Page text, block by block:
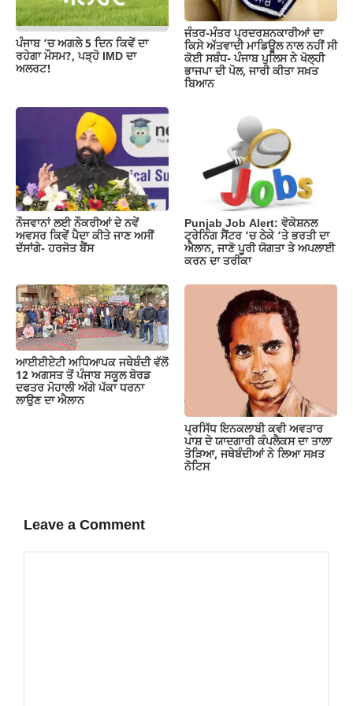
k
ਪੰਜਾਬ ‘ਚ ਅਗਲੇ 5 ਦਿਨ ਕਿਵੇਂ ਦਾ
ਰਹੇਗਾ ਮੌਸਮ?, ਪੜ੍ਹੋ IMD ਦਾ
ਅਲਰਟ!
ਜੰਤਰ-ਮੰਤਰ ਪ੍ਰਦਰਸ਼ਨਕਾਰੀਆਂ ਦਾ
ਕਿਸੇ ਅੱਤਵਾਦੀ ਮਾਡਿਊਲ ਨਾਲ ਨਹੀਂ ਸੀ
ਕੋਈ ਸਬੰਧ- ਪੰਜਾਬ ਪੁਲਿਸ ਨੇ ਖੋਲ੍ਹੀ
ਭਾਜਪਾ ਦੀ ਪੋਲ, ਜਾਰੀ ਕੀਤਾ ਸਖ਼ਤ
ਬਿਆਨ
ਨੌਜਵਾਨਾਂ ਲਈ ਨੌਕਰੀਆਂ ਦੇ ਨਵੇਂ
ਅਵਸਰ ਕਿਵੇਂ ਪੈਦਾ ਕੀਤੇ ਜਾਣ ਅਸੀਂ
ਦੱਸਾਂਗੇ- ਹਰਜੋਤ ਬੈਂਸ
Punjab Job Alert: ਵੋਕੇਸ਼ਨਲ
ਟ੍ਰੇਨਿੰਗ ਸੈਂਟਰ ‘ਚ ਠੇਕੇ ‘ਤੇ ਭਰਤੀ ਦਾ
ਐਲਾਨ, ਜਾਣੋ ਪੂਰੀ ਯੋਗਤਾ ਤੇ ਅਪਲਾਈ
ਕਰਨ ਦਾ ਤਰੀਕਾ
ਆਈਈਏਟੀ ਅਧਿਆਪਕ ਜਥੇਬੰਦੀ ਵੱਲੋਂ
12 ਅਗਸਤ ਤੋਂ ਪੰਜਾਬ ਸਕੂਲ ਬੋਰਡ
ਦਫਤਰ ਮੋਹਾਲੀ ਅੱਗੇ ਪੱਕਾ ਧਰਨਾ
ਲਾਉਣ ਦਾ ਐਲਾਨ
ਪ੍ਰਸਿੱਧ ਇਨਕਲਾਬੀ ਕਵੀ ਅਵਤਾਰ
ਪਾਸ਼ ਦੇ ਯਾਦਗਾਰੀ ਕੰਪਲੈਕਸ ਦਾ ਤਾਲਾ
ਤੋੜਿਆ, ਜਥੇਬੰਦੀਆਂ ਨੇ ਲਿਆ ਸਖ਼ਤ
ਨੋਟਿਸ
Leave a Comment